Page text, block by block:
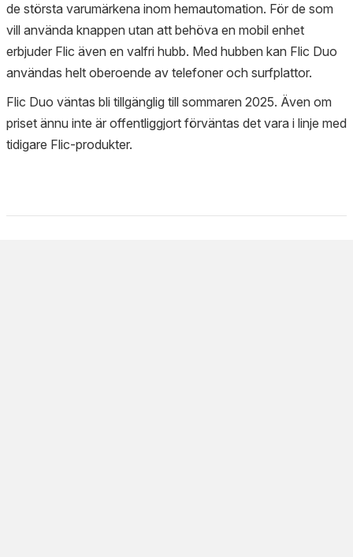
de största varumärkena inom hemautomation. För de som
vill använda knappen utan att behöva en mobil enhet
erbjuder Flic även en valfri hubb. Med hubben kan Flic Duo
användas helt oberoende av telefoner och surfplattor.
Flic Duo väntas bli tillgänglig till sommaren 2025. Även om
priset ännu inte är offentliggjort förväntas det vara i linje med
tidigare Flic-produkter.